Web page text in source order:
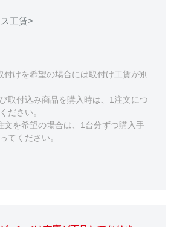
工賃>
付けを希望の場合には取付け工賃が別
取付込み商品を購入時は、1注文につ
ださい。
を希望の場合は、1台分ずつ購入手
てください。